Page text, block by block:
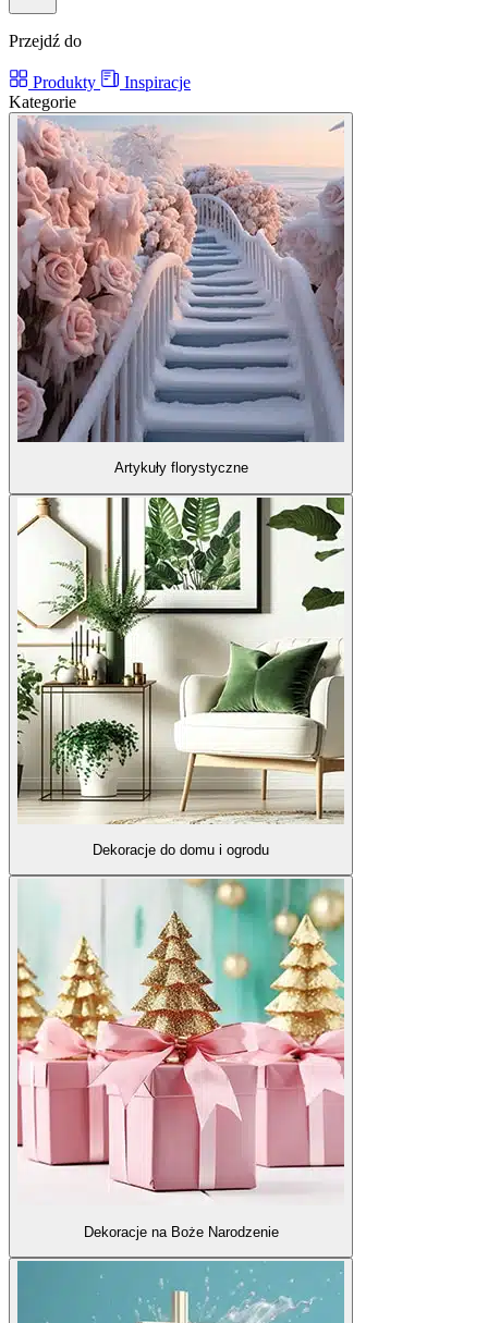
Przejdź do
Produkty
Inspiracje
Kategorie
Artykuły florystyczne
Dekoracje do domu i ogrodu
Dekoracje na Boże Narodzenie